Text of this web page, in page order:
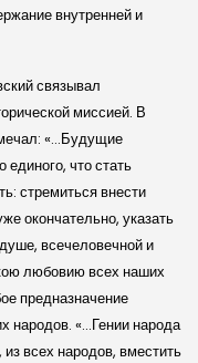
внутренней и
связывал
миссией. В
«…Будущие
что стать
стремиться внести
окончательно, указать
всечеловечной и
любовию всех наших
предназначение
народов. «…Гении народа
всех народов, вместить